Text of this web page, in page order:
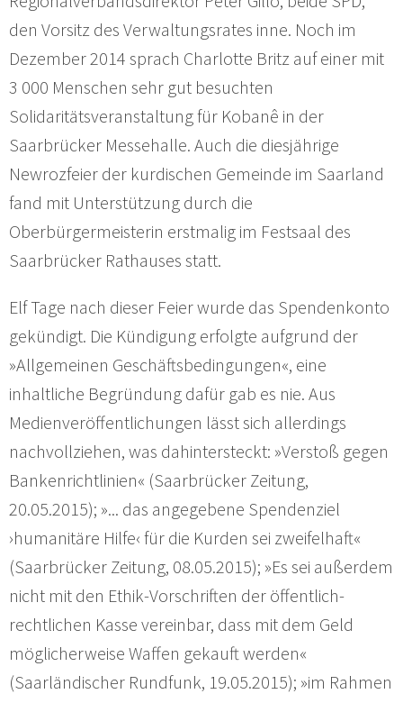
den Vorsitz des Verwaltungsrates inne. Noch im
Dezember 2014 sprach Charlotte Britz auf einer mit
3 000 Menschen sehr gut besuchten
Solidaritätsveranstaltung für Kobanê in der
Saarbrücker Messehalle. Auch die diesjährige
Newrozfeier der kurdischen Gemeinde im Saarland
fand mit Unterstützung durch die
Oberbürgermeisterin erstmalig im Festsaal des
Saarbrücker Rathauses statt.
Elf Tage nach dieser Feier wurde das Spendenkonto
gekündigt. Die Kündigung erfolgte aufgrund der
»Allgemeinen Geschäftsbedingungen«, eine
inhaltliche Begründung dafür gab es nie. Aus
Medienveröffentlichungen lässt sich allerdings
nachvollziehen, was dahintersteckt: »Verstoß gegen
Bankenrichtlinien« (Saarbrücker Zeitung,
20.05.2015); »... das angegebene Spendenziel
›humanitäre Hilfe‹ für die Kurden sei zweifelhaft«
(Saarbrücker Zeitung, 08.05.2015); »Es sei außerdem
nicht mit den Ethik-Vorschriften der öffentlich-
rechtlichen Kasse vereinbar, dass mit dem Geld
möglicherweise Waffen gekauft werden«
(Saarländischer Rundfunk, 19.05.2015); »im Rahmen